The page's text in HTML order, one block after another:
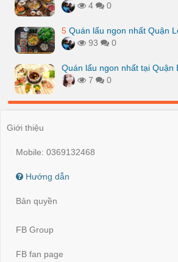
4
0
5 Quán lẩu ngon nhất Quận
93
0
Quán lẩu ngon nhất tại Quận
7
0
Giới thiệu
Mobile: 0369132468
Hướng dẫn
Bản quyền
FB Group
FB fan page